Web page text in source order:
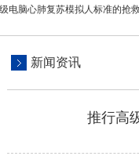
电脑心肺复苏模拟人标准的抢
新闻资讯
推行高